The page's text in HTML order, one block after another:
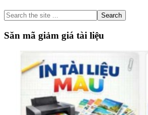
Sidebar
Search
the
site
...
Săn mã giảm giá tài liệu